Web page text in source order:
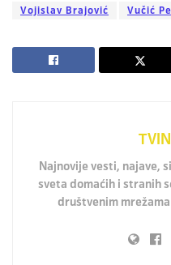
Vojislav Brajović Vučić
Najnovije vesti, najave,
sveta domaćih i stranih
društvenim